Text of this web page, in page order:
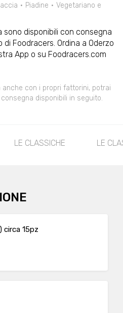
Piadine
Vegetariano e
sono disponibili con consegna
Foodracers. Ordina a Oderzo
App o su Foodracers.com
con i propri fattorini, potrai
disponibili in seguito.
LE CLASSICHE LE
circa 15pz